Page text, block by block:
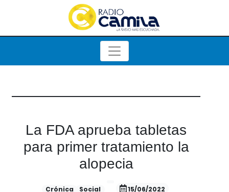
La FDA aprueba tabletas
para primer tratamiento la
alopecia
Crónica Social 15/06/2022